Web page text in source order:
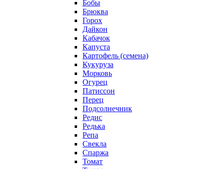
Бобы
Брюква
Горох
Дайкон
Кабачок
Капуста
Картофель (семена)
Кукуруза
Морковь
Огурец
Патиссон
Перец
Подсолнечник
Редис
Редька
Репа
Свекла
Спаржа
Томат